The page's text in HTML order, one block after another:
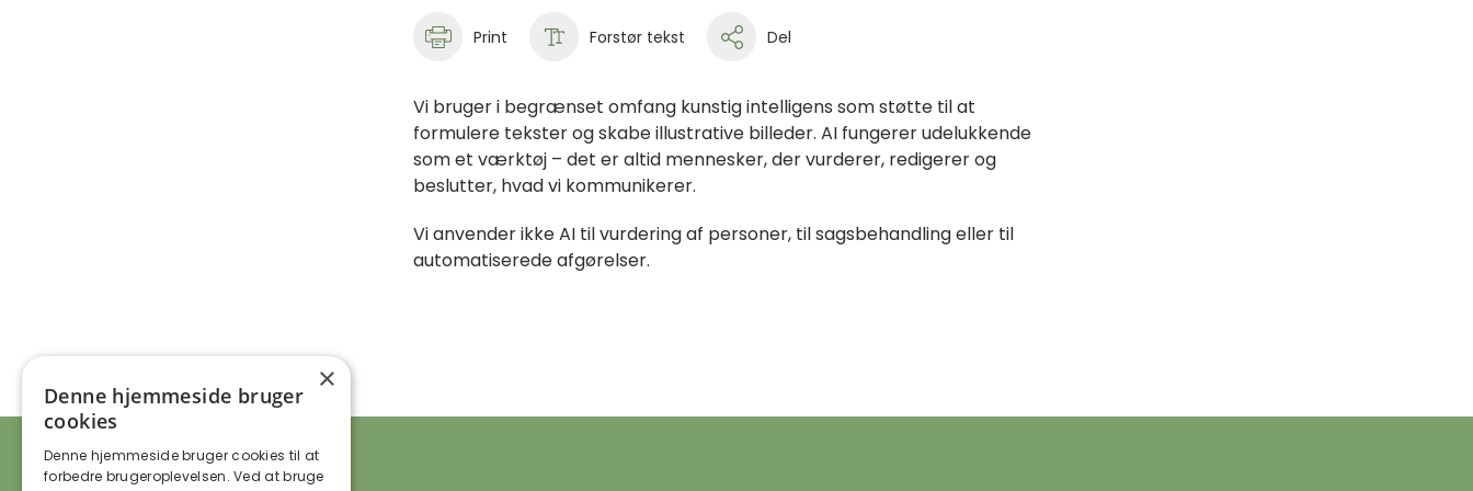
Print Forstør tekst Del
Vi bruger i begrænset omfang kunstig intelligens som støtte til at
formulere tekster og skabe illustrative billeder. AI fungerer udelukkende
som et værktøj – det er altid mennesker, der vurderer, redigerer og
beslutter, hvad vi kommunikerer.
Vi anvender ikke AI til vurdering af personer, til sagsbehandling eller til
automatiserede afgørelser.
×
Denne hjemmeside bruger
cookies
Denne hjemmeside bruger cookies til at
forbedre brugeroplevelsen. Ved at bruge